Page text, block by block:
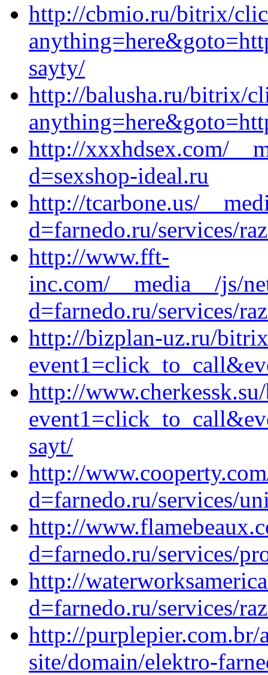
http://cbmio.ru/bitrix/
sayty/
http://balusha.ru/bitrix/
http://xxxhdsex.com/
d=sexshop-ideal.ru
http://tcarbone.us/
d=farnedo.ru/services/
http://www.fft-
inc.com/__media__/js/
d=farnedo.ru/services/
http://bizplan-uz.ru/
http://
sayt/
http://
d=farnedo.ru/services/
http://
d=farnedo.ru/services/
http://
d=farnedo.ru/services/
http://purplepier.com.br/
site/domain/elektro-